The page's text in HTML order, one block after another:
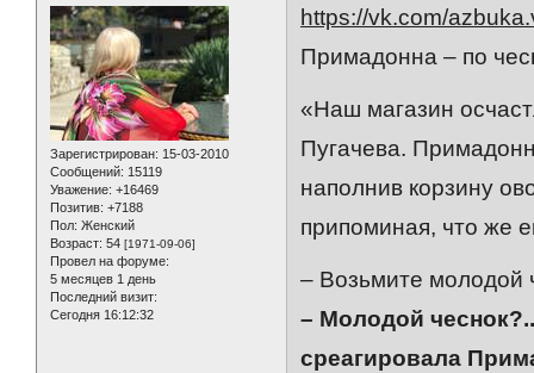
Зарегистрирован: 15-03-2010
Сообщений: 15119
Уважение: +16469
Позитив: +7188
Пол: Женский
Возраст: 54 [1971-09-06]
Провел на форуме:
5 месяцев 1 день
Последний визит:
Сегодня 16:12:32
https://vk.com/
Примадонна – по
«Наш магазин
Пугачева.
наполнив корзину
припоминая, что же
– Возьмите молодой
– Молодой
среагировала